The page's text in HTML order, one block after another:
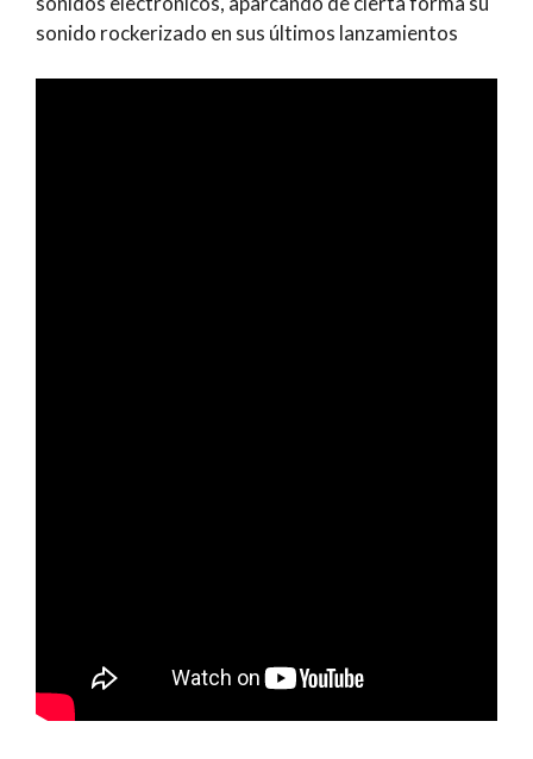
sonido rockerizado en sus últimos lanzamientos